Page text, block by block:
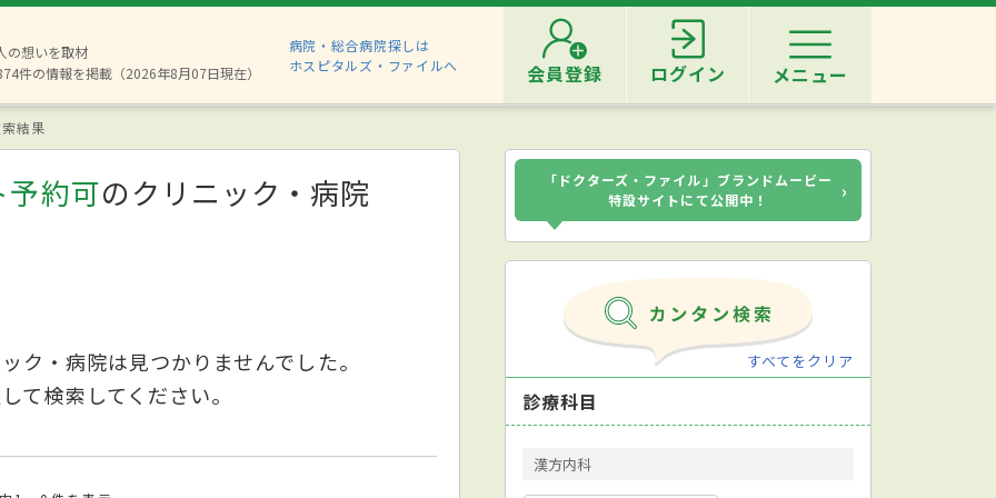
の想いを取材
件の情報を掲載（2026年8月07日現在）
病院・総合病院探しは
ホスピタルズ・ファイルへ
会員登録 ログイン メニュー
結果
約可のクリニック・病院
ク・病院は見つかりませんでした。
て検索してください。
「ドクターズ・ファイル」ブランドムービー
特設サイトにて公開中！
›
すべてをクリア
診療科目
漢方内科